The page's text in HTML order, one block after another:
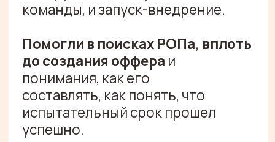
ОТЗЫВЫ
ТЯНИ ВПРАВО/ВЛЕВО
ИЛИ ВОСПОЛЬЗУЙСЯ
СТРЕЛКАМИ